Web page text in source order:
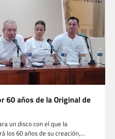
60 años de la Original de
un disco con el que la
los 60 años de su creación,…